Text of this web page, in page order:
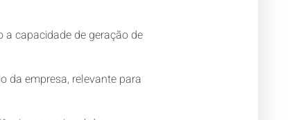
a capacidade de geração de
da empresa, relevante para